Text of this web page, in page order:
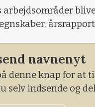
arbejdsområder
navnenyt
denne knap for at
selv indsende og